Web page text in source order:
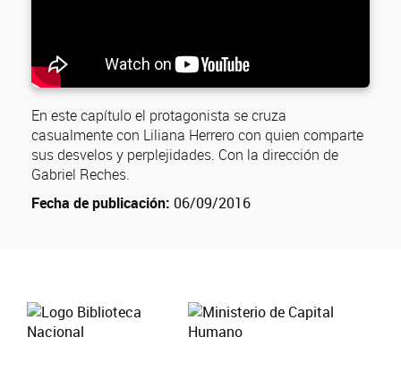
En este capítulo el protagonista se cruza
casualmente con Liliana Herrero con quien comparte
sus desvelos y perplejidades. Con la dirección de
Gabriel Reches.
Fecha de publicación: 06/09/2016